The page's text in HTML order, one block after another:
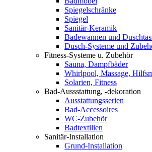
Spiegelschränke
Spiegel
Sanitär-Keramik
Badewannen und
Dusch-Systeme und
Fitness-Systeme u. Zubehör
Sauna, Dampfbäder
Whirlpool, Massage,
Solarien, Fitness
Bad-Aussstattung, -dekoration
Ausstattungsserien
Bad-Accessoires
WC-Zubehör
Badtextilien
Sanitär-Installation
Grund-Installation